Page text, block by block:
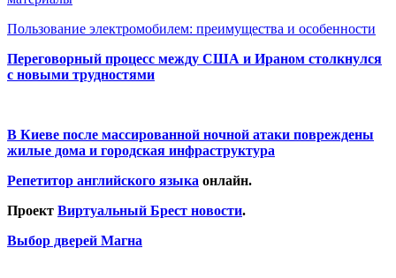
Пользование электромобилем: преимущества и особенности
Переговорный процесс между США и Ираном столкнулся
с новыми трудностями
В Киеве после массированной ночной атаки повреждены
жилые дома и городская инфраструктура
Репетитор английского языка онлайн.
Проект Виртуальный Брест новости.
Выбор дверей Магна